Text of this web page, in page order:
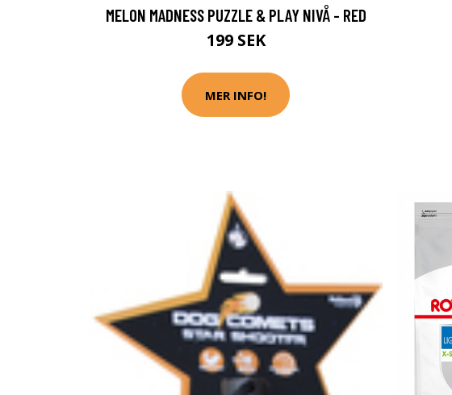
MELON MADNESS PUZZLE & PLAY NIVÅ - RED
199 SEK
MER INFO!